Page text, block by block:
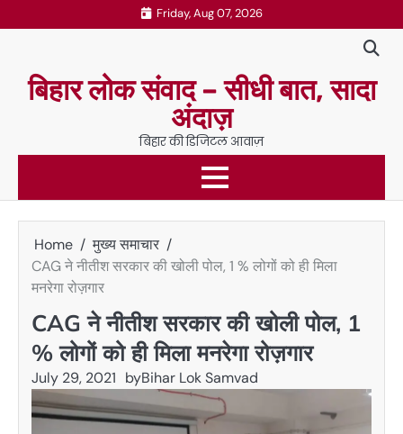
to
Friday, Aug 07, 2026
बिहार लोक संवाद – सीधी बात, सादा
अंदाज़
बिहार की डिजिटल आवाज़
Home
मुख्य समाचार
CAG ने नीतीश सरकार की खोली पोल, 1 % लोगों को ही मिला
मनरेगा रोज़गार
CAG ने नीतीश सरकार की खोली पोल, 1
% लोगों को ही मिला मनरेगा रोज़गार
July 29, 2021 byBihar Lok Samvad